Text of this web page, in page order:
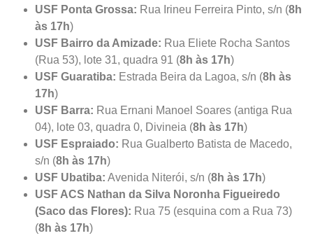
USF Ponta Grossa: Rua Irineu Ferreira Pinto, s/n (8h
às 17h)
USF Bairro da Amizade: Rua Eliete Rocha Santos
(Rua 53), lote 31, quadra 91 (8h às 17h)
USF Guaratiba: Estrada Beira da Lagoa, s/n (8h às
17h)
USF Barra: Rua Ernani Manoel Soares (antiga Rua
04), lote 03, quadra 0, Divineia (8h às 17h)
USF Espraiado: Rua Gualberto Batista de Macedo,
s/n (8h às 17h)
USF Ubatiba: Avenida Niterói, s/n (8h às 17h)
USF ACS Nathan da Silva Noronha Figueiredo
(Saco das Flores): Rua 75 (esquina com a Rua 73)
(8h às 17h)